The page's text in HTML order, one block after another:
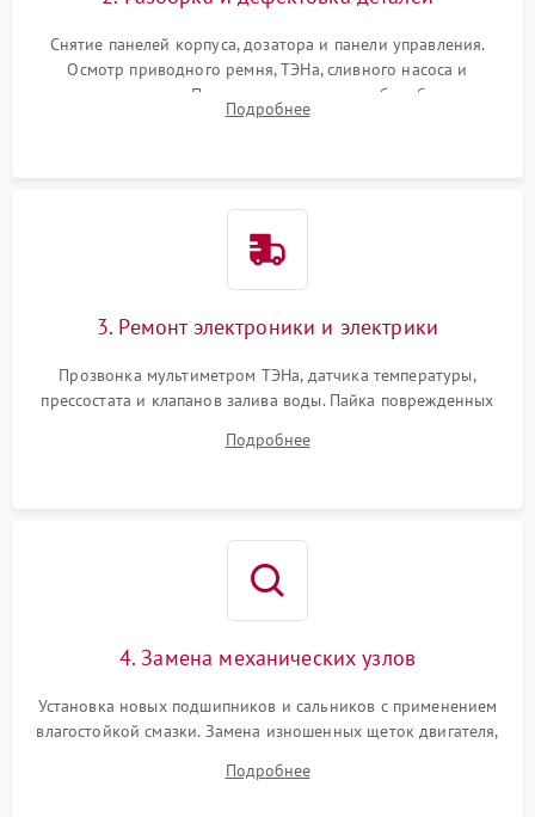
Снятие панелей корпуса, дозатора и панели управления.
Осмотр приводного ремня, ТЭНа, сливного насоса и
амортизаторов. Проверка подшипников барабана и
крестовины на износ, а манжеты люка на разрывы.
Подробнее
3. Ремонт электроники и электрики
Прозвонка мультиметром ТЭНа, датчика температуры,
прессостата и клапанов залива воды. Пайка поврежденных
Восстановление целостности проводки и контактов.
Подробнее
4. Замена механических узлов
Установка новых подшипников и сальников с применением
влагостойкой смазки. Замена изношенных щеток двигателя,
или поврежденной резиновой манжеты.
Подробнее